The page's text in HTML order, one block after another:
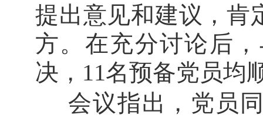
提出意见和建议，肯
方。在充分讨论后
决， 11名预备党员均
会议指出，党员